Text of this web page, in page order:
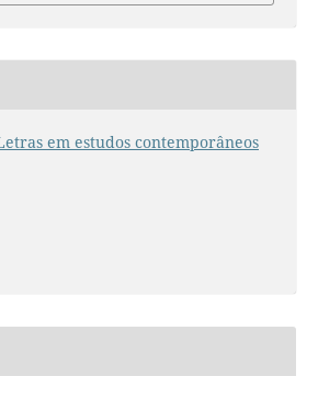
em estudos contemporâneos